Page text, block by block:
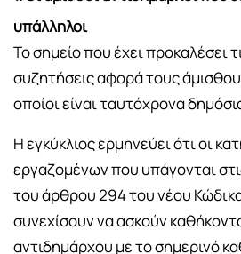
υπάλληλοι
Το σημείο που έχει προκαλέσει
συζητήσεις αφορά τους
οποίοι είναι ταυτόχρονα
Η εγκύκλιος ερμηνεύει ότι οι
εργαζομένων που υπάγονται
του άρθρου 294 του νέου
συνεχίσουν να ασκούν
αντιδημάρχου με το σημερινό